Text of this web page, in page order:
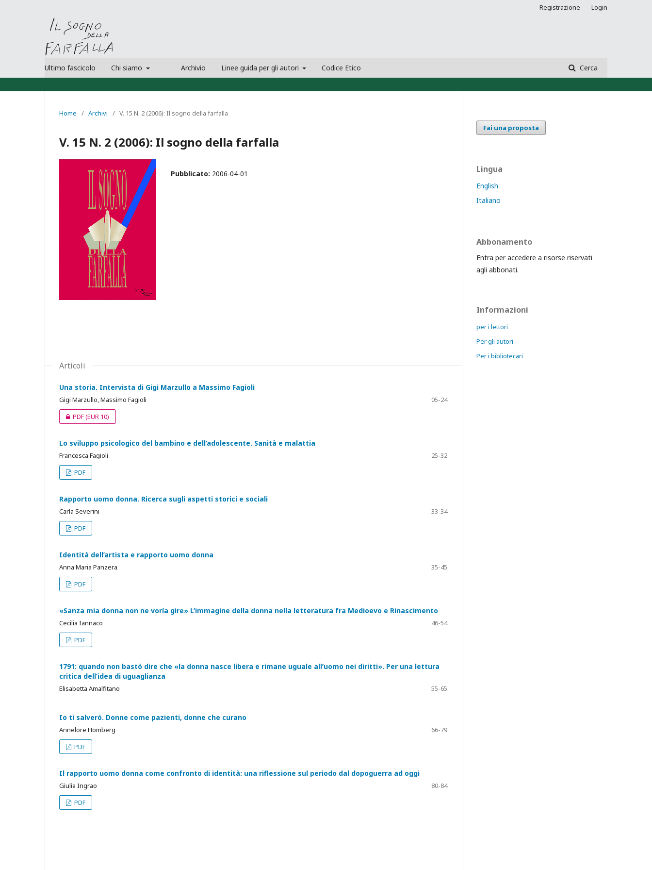
Ultimo fascicolo Chi siamo Archivio Linee guida per gli autori Codice Etico Cerca
Registrazione Login
Home / Archivi / V. 15 N. 2 (2006): Il sogno della farfalla
V. 15 N. 2 (2006): Il sogno della farfalla
Pubblicato: 2006-04-01
Articoli
Una storia. Intervista di Gigi Marzullo a Massimo Fagioli
Gigi Marzullo, Massimo Fagioli
05-24
PDF(EUR 10)
Lo sviluppo psicologico del bambino e dell’adolescente. Sanità e malattia
Francesca Fagioli
25-32
PDF
Rapporto uomo donna. Ricerca sugli aspetti storici e sociali
Carla Severini
33-34
PDF
Identità dell’artista e rapporto uomo donna
Anna Maria Panzera
35-45
PDF
«Sanza mia donna non ne voría gire» L’immagine della donna nella letteratura fra Medioevo e Rinascimento
Cecilia Iannaco
46-54
PDF
1791: quando non bastò dire che «la donna nasce libera e rimane uguale all’uomo nei diritti». Per una lettura
critica dell’idea di uguaglianza
Elisabetta Amalfitano 55-65
Io ti salverò. Donne come pazienti, donne che curano
Annelore Homberg
66-79
PDF
Il rapporto uomo donna come confronto di identità: una riflessione sul periodo dal dopoguerra ad oggi
Giulia Ingrao
80-84
PDF
Fai una proposta
Lingua
English
Italiano
Abbonamento
Entra per accedere a risorse riservati
agli abbonati.
Informazioni
per i lettori
Per gli autori
Per i bibliotecari